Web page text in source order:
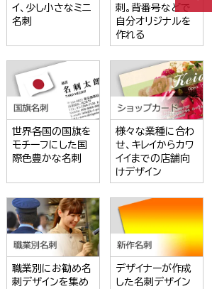
イ、少し小さなミニ
名刺
刺。背番号などで
自分オリジナルを
作れる
世界各国の国旗を
モチーフにした国
際色豊かな名刺
様々な業種に合わ
せ、キレイからカワ
イイまでの店舗向
けデザイン
職業別にお勧め名
刺デザインを集め
デザイナーが作成
した名刺デザイン